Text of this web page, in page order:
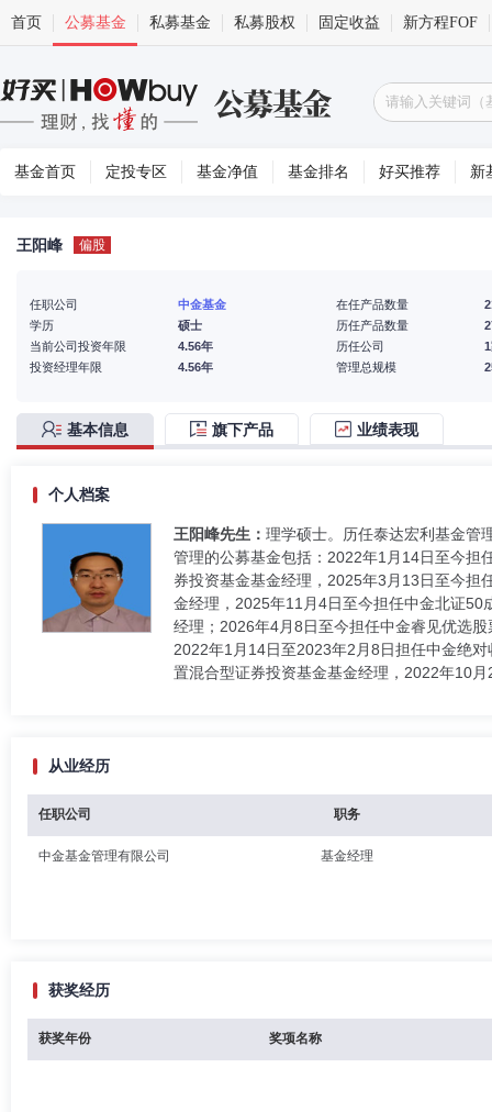
首页 公募基金 私募基金 私募股权 固定收益 新方程FOF
基金首页 定投专区 基金净值 基金排名 好买推荐 新
王阳峰 偏股
任职公司
中金基金
学历
硕士
当前公司投资年限
4.56年
投资经理年限
4.56年
在任产品数量
历任产品数量
历任公司
管理总规模
基本信息 旗下产品 业绩表现
个人档案
王阳峰先生： 理学硕士。历任泰达宏利基金管
管理的公募基金包括：2022年1月14日至今担
券投资基金基金经理，2025年3月13日至今担
金经理，2025年11月4日至今担任中金北证
经理；2026年4月8日至今担任中金睿见优选
2022年1月14日至2023年2月8日担任中金绝
置混合型证券投资基金基金经理，2022年10
从业经历
任职公司 职务
中金基金管理有限公司 基金经理
获奖经历
获奖年份 奖项名称